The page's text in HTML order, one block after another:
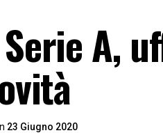
A,
23 Giugno 2020